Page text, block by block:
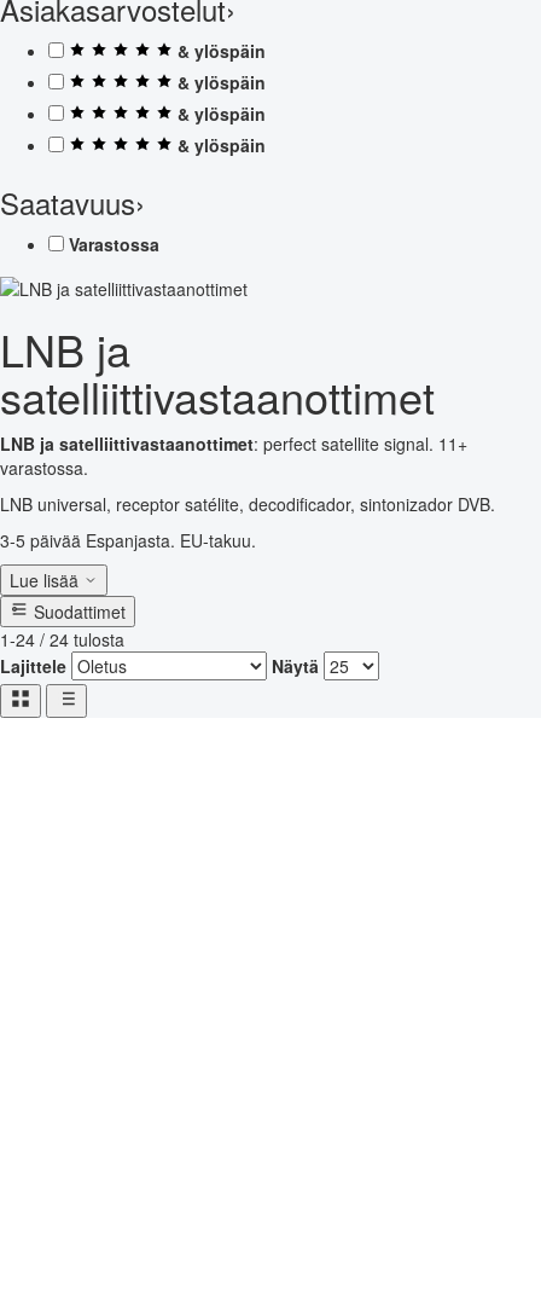
Asiakasarvostelut›
& ylöspäin
& ylöspäin
& ylöspäin
& ylöspäin
Saatavuus›
Varastossa
LNB ja
satelliittivastaanottimet
LNB ja satelliittivastaanottimet: perfect satellite signal. 11+
varastossa.
LNB universal, receptor satélite, decodificador, sintonizador DVB.
3-5 päivää Espanjasta. EU-takuu.
Lue lisää
Suodattimet
1-24 / 24 tulosta
Lajittele
Näytä